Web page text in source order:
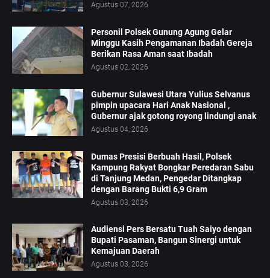
Agustus 07, 2026
Personil Polsek Gunung Agung Gelar
Minggu Kasih Pengamanan Ibadah Gereja
Berikan Rasa Aman saat Ibadah
Agustus 02, 2026
Gubernur Sulawesi Utara Yulius Selvanus
pimpin upacara Hari Anak Nasional ,
Gubernur ajak gotong royong lindungi anak
Agustus 04, 2026
Dumas Presisi Berbuah Hasil, Polsek
Kampung Rakyat Bongkar Peredaran Sabu
di Tanjung Medan, Pengedar Ditangkap
dengan Barang Bukti 6,9 Gram
Agustus 03, 2026
Audiensi Pers Bersatu Tuah Saiyo dengan
Bupati Pasaman, Bangun Sinergi untuk
Kemajuan Daerah
Agustus 03, 2026